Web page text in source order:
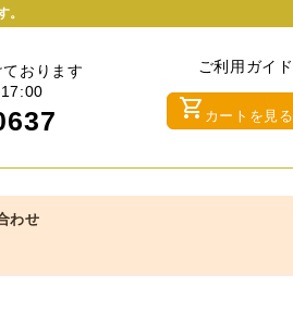
。
おります
ご利用ガイド
shopping_cart カートを見る
わせ